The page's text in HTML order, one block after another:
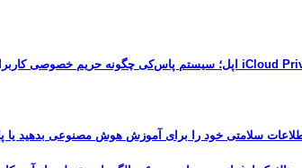
اطلاعات سلامتی خود را برای آموزش هوش مصنوعی بدهید یا